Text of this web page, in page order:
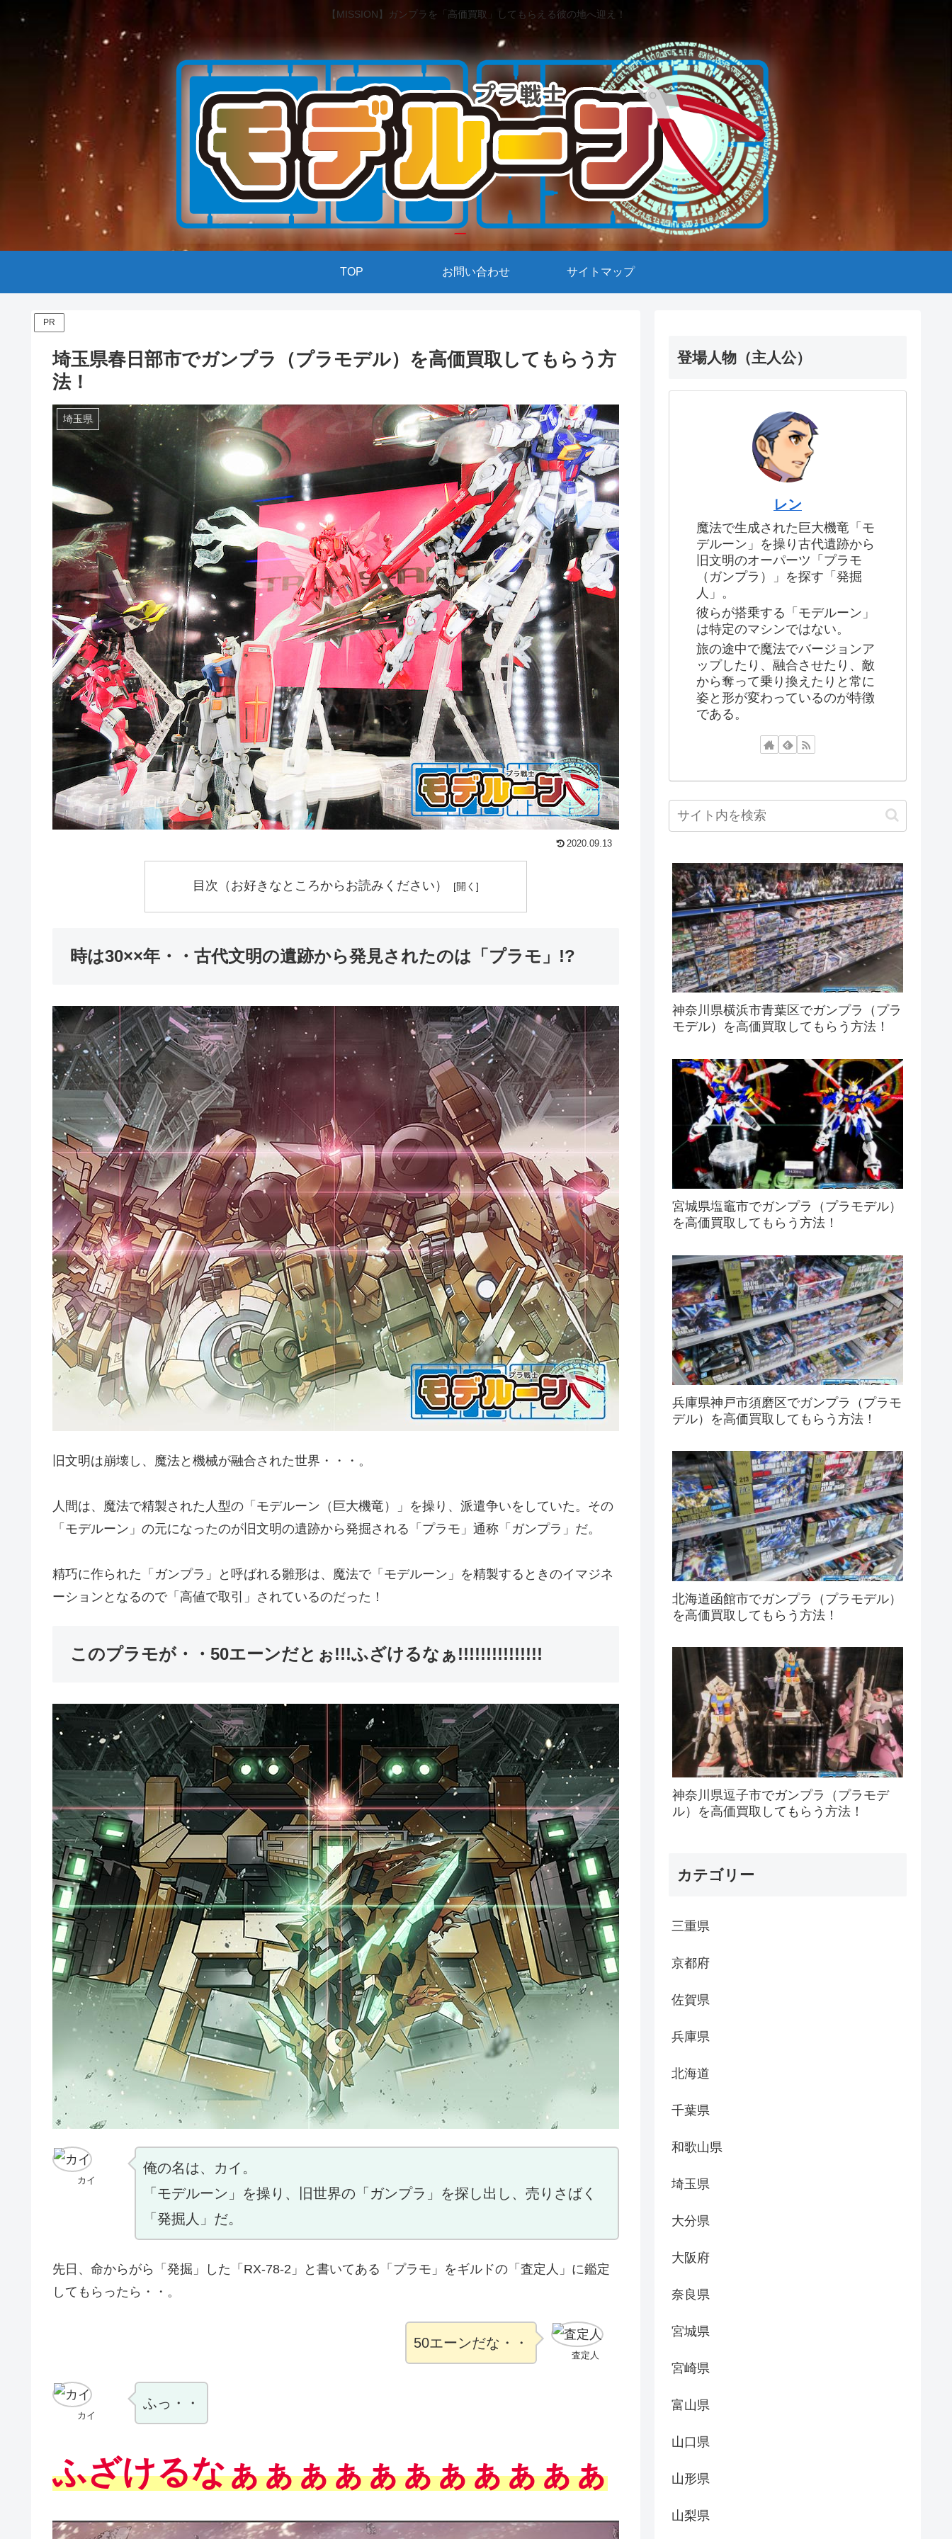
【MISSION】ガンプラを「高価買取」してもらえる彼の地へ迎え！
TOP お問い合わせ サイトマップ
PR
埼玉県春日部市でガンプラ（プラモデル）を高価買取してもらう方
法！
埼玉県
2020.09.13
目次（お好きなところからお読みください）
時は30××年・・古代文明の遺跡から発見されたのは「プラモ」!?
旧文明は崩壊し、魔法と機械が融合された世界・・・。
人間は、魔法で精製された人型の「モデルーン（巨大機竜）」を操り、派遣争いをしていた。その
「モデルーン」の元になったのが旧文明の遺跡から発掘される「プラモ」通称「ガンプラ」だ。
精巧に作られた「ガンプラ」と呼ばれる雛形は、魔法で「モデルーン」を精製するときのイマジネ
ーションとなるので「高値で取引」されているのだった！
このプラモが・・50エーンだとぉ!!!ふざけるなぁ!!!!!!!!!!!!!!!
カイ
俺の名は、カイ。
「モデルーン」を操り、旧世界の「ガンプラ」を探し出し、売りさばく
「発掘人」だ。
先日、命からがら「発掘」した「RX-78-2」と書いてある「プラモ」をギルドの「査定人」に鑑定
してもらったら・・。
査定人
50エーンだな・・
カイ
ふっ・・
ふざけるなぁぁぁぁぁぁぁぁぁぁぁ
登場人物（主人公）
レン
魔法で生成された巨大機竜「モ
デルーン」を操り古代遺跡から
旧文明のオーパーツ「プラモ
（ガンプラ）」を探す「発掘
人」。
彼らが搭乗する「モデルーン」
は特定のマシンではない。
旅の途中で魔法でバージョンア
ップしたり、融合させたり、敵
から奪って乗り換えたりと常に
姿と形が変わっているのが特徴
である。
神奈川県横浜市青葉区でガンプラ（プラ
モデル）を高価買取してもらう方法！
宮城県塩竈市でガンプラ（プラモデル）
を高価買取してもらう方法！
兵庫県神戸市須磨区でガンプラ（プラモ
デル）を高価買取してもらう方法！
北海道函館市でガンプラ（プラモデル）
を高価買取してもらう方法！
神奈川県逗子市でガンプラ（プラモデ
ル）を高価買取してもらう方法！
カテゴリー
三重県
京都府
佐賀県
兵庫県
北海道
千葉県
和歌山県
埼玉県
大分県
大阪府
奈良県
宮城県
宮崎県
富山県
山口県
山形県
山梨県